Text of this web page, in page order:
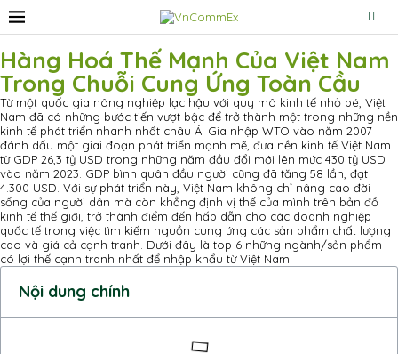
Hàng Hoá Thế Mạnh Của Việt Nam
Trong Chuỗi Cung Ứng Toàn Cầu
Từ một quốc gia nông nghiệp lạc hậu với quy mô kinh tế nhỏ bé, Việt
Nam đã có những bước tiến vượt bậc để trở thành một trong những nền
kinh tế phát triển nhanh nhất châu Á. Gia nhập WTO vào năm 2007
đánh dấu một giai đoạn phát triển mạnh mẽ, đưa nền kinh tế Việt Nam
từ GDP 26,3 tỷ USD trong những năm đầu đổi mới lên mức 430 tỷ USD
vào năm 2023. GDP bình quân đầu người cũng đã tăng 58 lần, đạt
4.300 USD. Với sự phát triển này, Việt Nam không chỉ nâng cao đời
sống của người dân mà còn khẳng định vị thế của mình trên bản đồ
kinh tế thế giới, trở thành điểm đến hấp dẫn cho các doanh nghiệp
quốc tế trong việc tìm kiếm nguồn cung ứng các sản phẩm chất lượng
cao và giá cả cạnh tranh. Dưới đây là top 6 những ngành/sản phẩm
có lợi thế cạnh tranh nhất để nhập khẩu từ Việt Nam
Nội dung chính